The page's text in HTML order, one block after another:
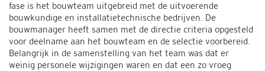
fase is het bouwteam uitgebreid met de uitvoerende
bouwkundige en installatietechnische bedrijven. De
bouwmanager heeft samen met de directie criteria opgesteld
voor deelname aan het bouwteam en de selectie voorbereid.
Belangrijk in de samenstelling van het team was dat er
weinig personele wijzigingen waren en dat een zo vroeg